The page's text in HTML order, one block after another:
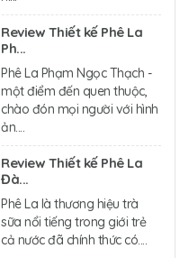
Review Thiết kế Phê La
Ph...
Phê La Phạm Ngọc Thạch -
một điểm đến quen thuộc,
chào đón mọi người với hình
ản....
Review Thiết kế Phê La
Đà...
Phê La là thương hiệu trà
sữa nổi tiếng trong giới trẻ
cả nước đã chính thức có....